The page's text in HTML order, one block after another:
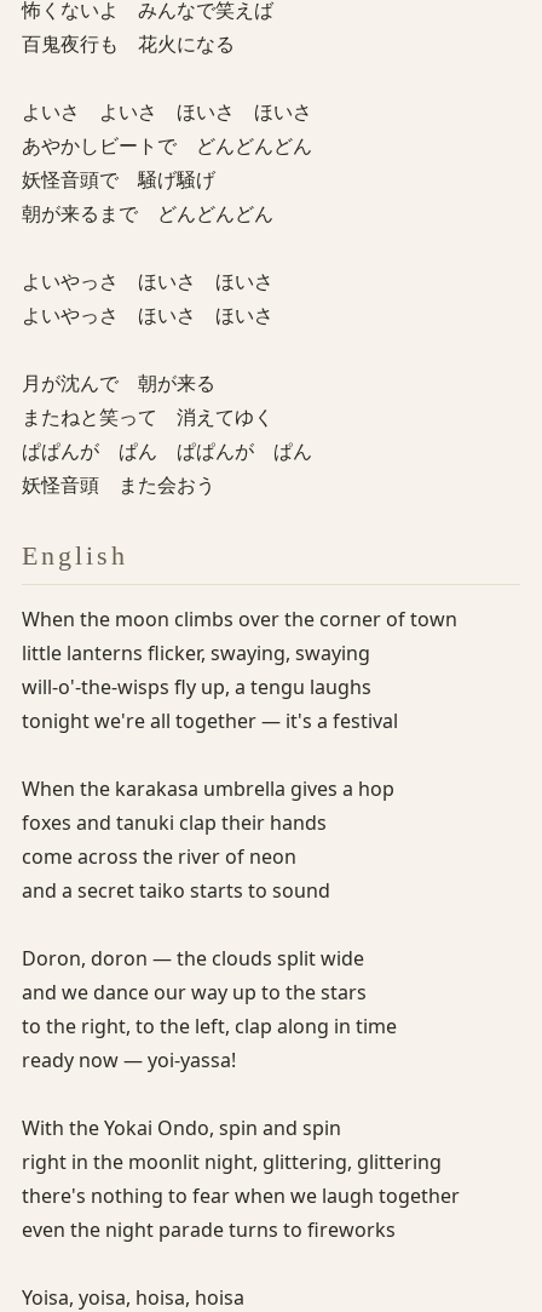
怖くないよ みんなで笑えば
百鬼夜行も 花火になる
よいさ よいさ ほいさ ほいさ
あやかしビートで どんどんどん
妖怪音頭で 騒げ騒げ
朝が来るまで どんどんどん
よいやっさ ほいさ ほいさ
よいやっさ ほいさ ほいさ
月が沈んで 朝が来る
またねと笑って 消えてゆく
ぱぱんが ぱん ぱぱんが ぱん
妖怪音頭 また会おう
English
When the moon climbs over the corner of town
little lanterns flicker, swaying, swaying
will-o'-the-wisps fly up, a tengu laughs
tonight we're all together — it's a festival
When the karakasa umbrella gives a hop
foxes and tanuki clap their hands
come across the river of neon
and a secret taiko starts to sound
Doron, doron — the clouds split wide
and we dance our way up to the stars
to the right, to the left, clap along in time
ready now — yoi-yassa!
With the Yokai Ondo, spin and spin
right in the moonlit night, glittering, glittering
there's nothing to fear when we laugh together
even the night parade turns to fireworks
Yoisa, yoisa, hoisa, hoisa